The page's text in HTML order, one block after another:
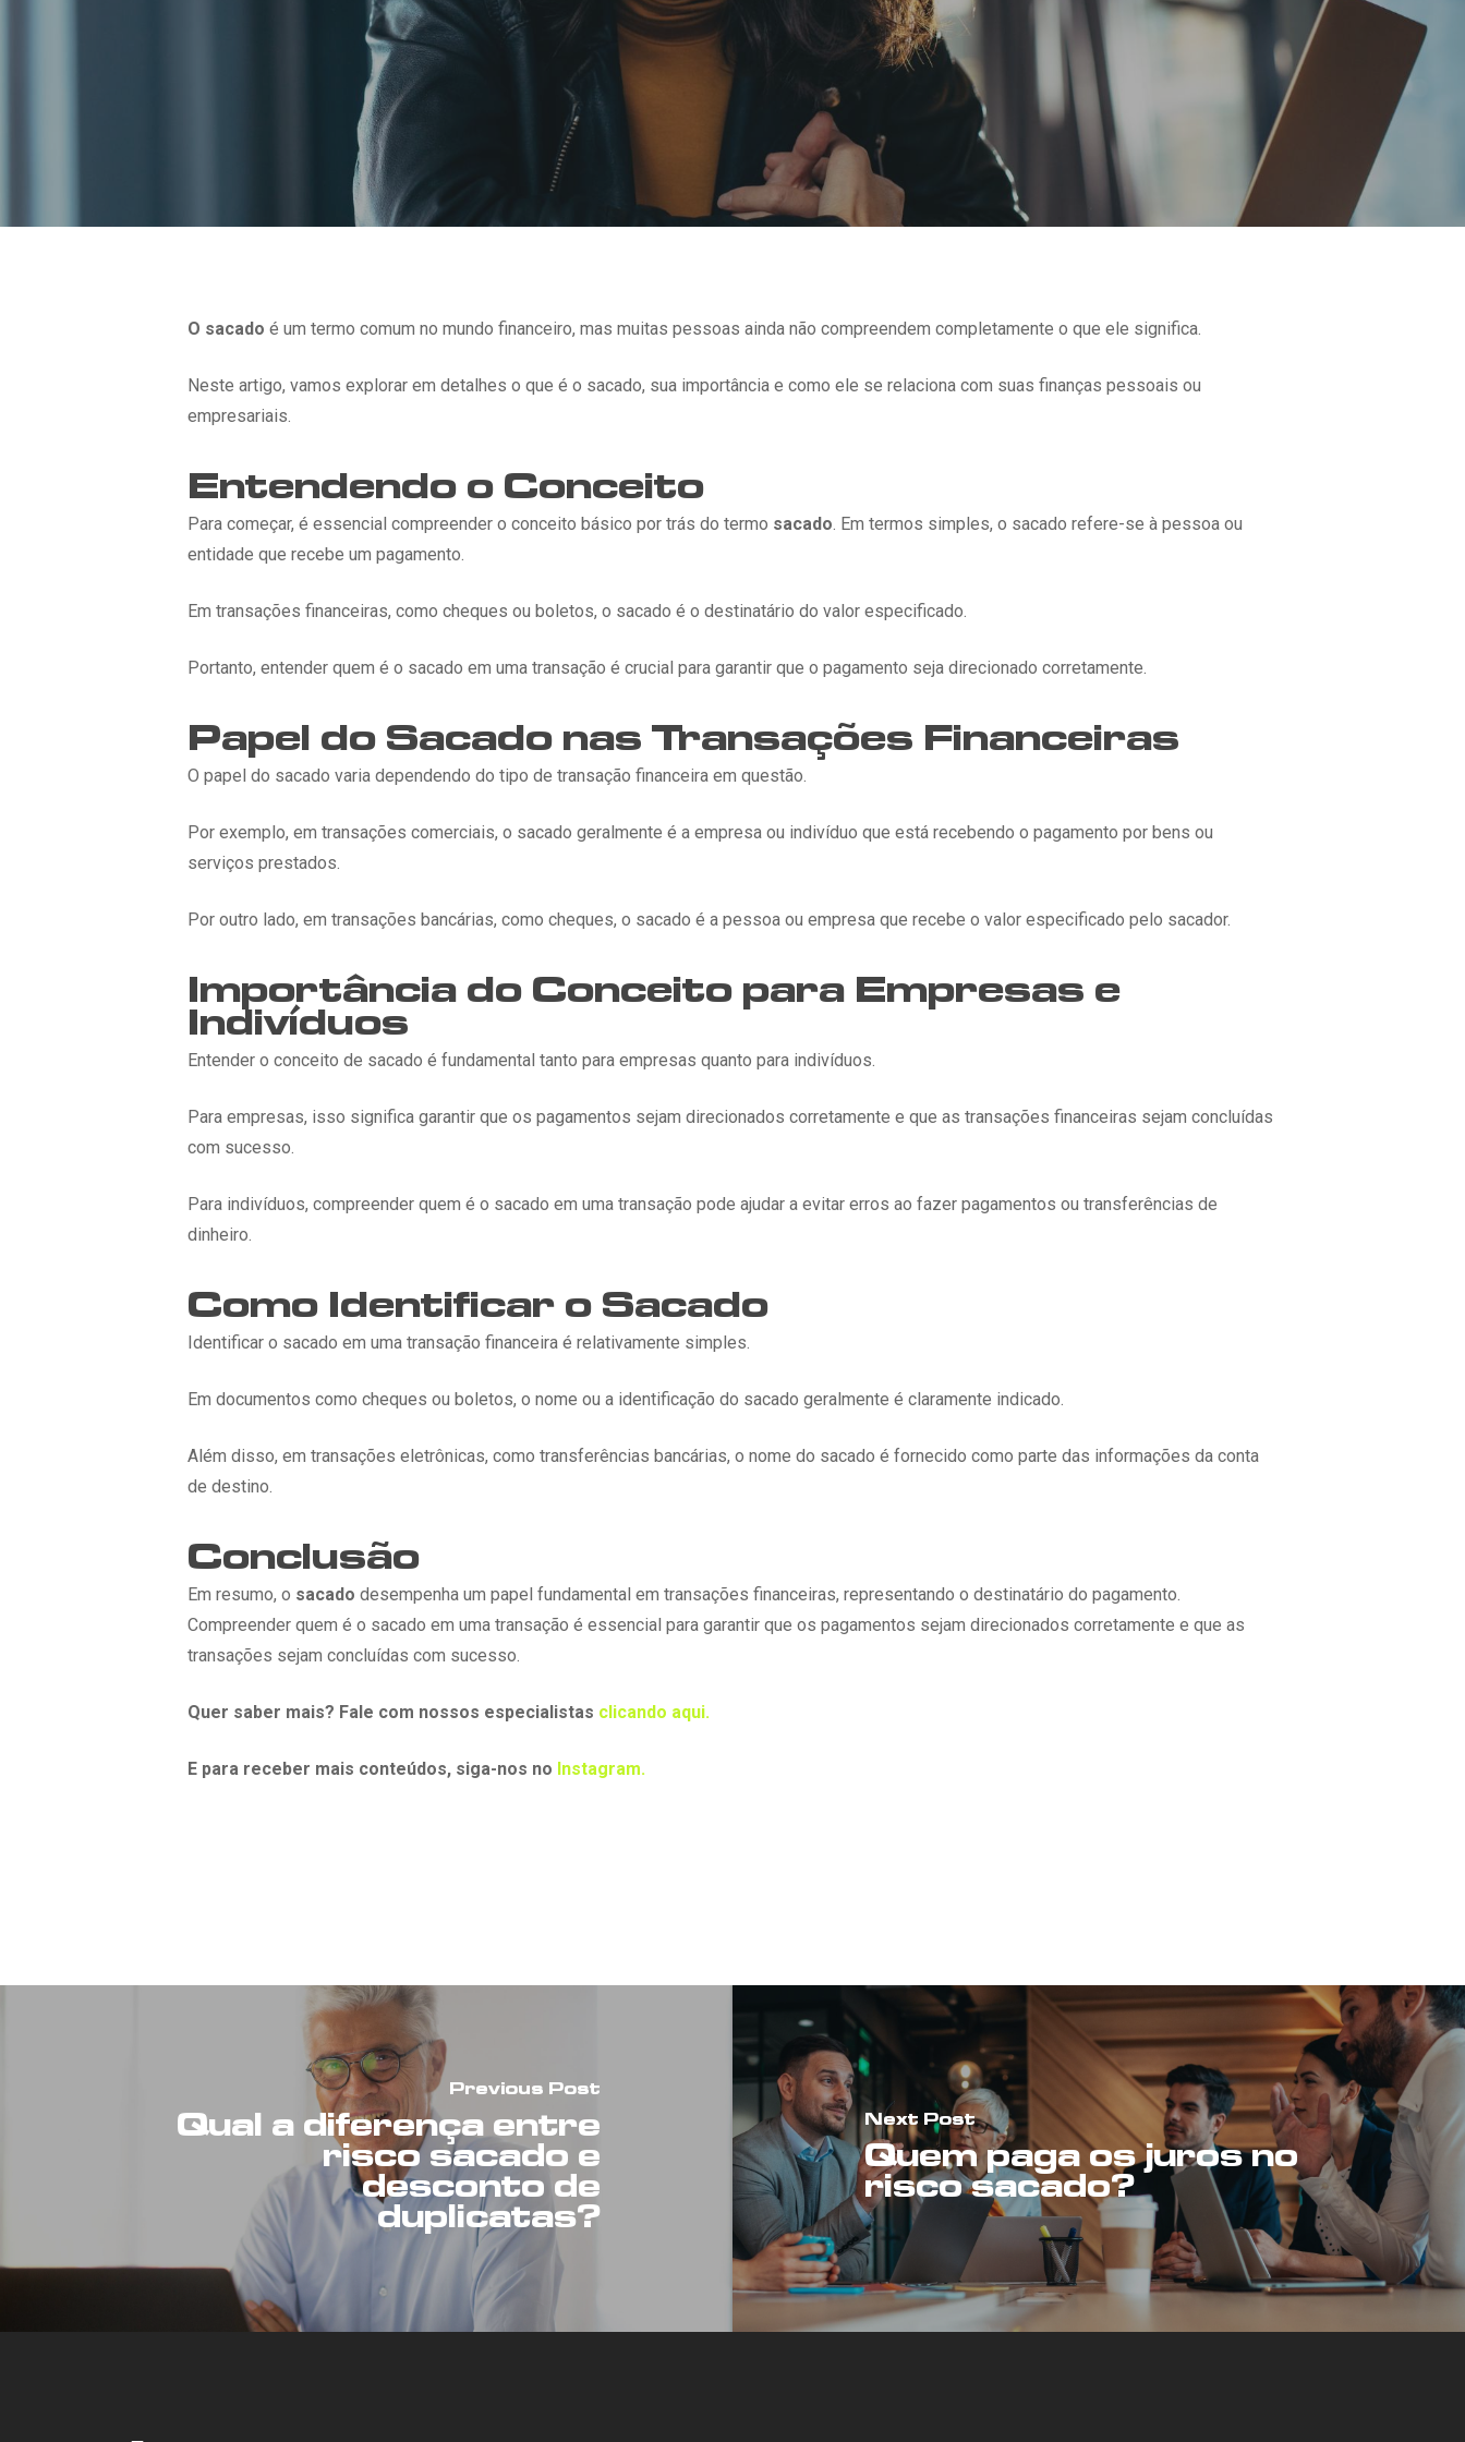
O sacado é um termo comum no mundo financeiro, mas muitas pessoas ainda não compreendem completamente o que ele significa.
Neste artigo, vamos explorar em detalhes o que é o sacado, sua importância e como ele se relaciona com suas finanças pessoais ou
empresariais.
Entendendo o Conceito
Para começar, é essencial compreender o conceito básico por trás do termo sacado. Em termos simples, o sacado refere-se à pessoa ou
entidade que recebe um pagamento.
Em transações financeiras, como cheques ou boletos, o sacado é o destinatário do valor especificado.
Portanto, entender quem é o sacado em uma transação é crucial para garantir que o pagamento seja direcionado corretamente.
Papel do Sacado nas Transações Financeiras
O papel do sacado varia dependendo do tipo de transação financeira em questão.
Por exemplo, em transações comerciais, o sacado geralmente é a empresa ou indivíduo que está recebendo o pagamento por bens ou
serviços prestados.
Por outro lado, em transações bancárias, como cheques, o sacado é a pessoa ou empresa que recebe o valor especificado pelo sacador.
Importância do Conceito para Empresas e
Indivíduos
Entender o conceito de sacado é fundamental tanto para empresas quanto para indivíduos.
Para empresas, isso significa garantir que os pagamentos sejam direcionados corretamente e que as transações financeiras sejam concluídas
com sucesso.
Para indivíduos, compreender quem é o sacado em uma transação pode ajudar a evitar erros ao fazer pagamentos ou transferências de
dinheiro.
Como Identificar o Sacado
Identificar o sacado em uma transação financeira é relativamente simples.
Em documentos como cheques ou boletos, o nome ou a identificação do sacado geralmente é claramente indicado.
Além disso, em transações eletrônicas, como transferências bancárias, o nome do sacado é fornecido como parte das informações da conta
de destino.
Conclusão
Em resumo, o sacado desempenha um papel fundamental em transações financeiras, representando o destinatário do pagamento.
Compreender quem é o sacado em uma transação é essencial para garantir que os pagamentos sejam direcionados corretamente e que as
transações sejam concluídas com sucesso.
Quer saber mais? Fale com nossos especialistas clicando aqui.
E para receber mais conteúdos, siga-nos no Instagram.
Previous Post
Qual a diferença entre
risco sacado e
desconto de
duplicatas?
Next Post
Quem paga os juros no
risco sacado?